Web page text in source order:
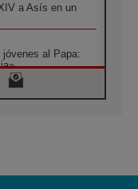
a Asís en un
al Papa:
en Roma en